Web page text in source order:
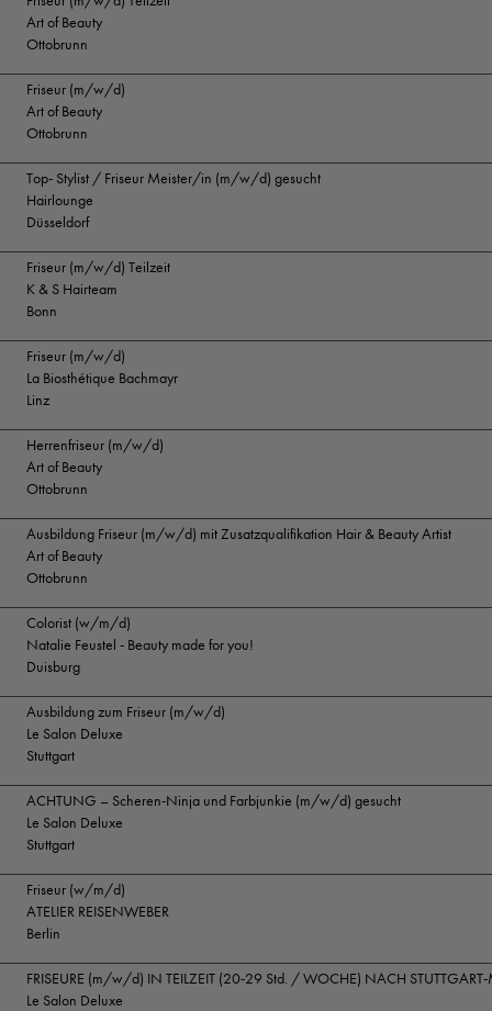
Art of Beauty
Ottobrunn
Friseur (m/w/d)
Art of Beauty
Ottobrunn
Top- Stylist / Friseur Meister/in (m/w/d) gesucht
Hairlounge
Düsseldorf
Friseur (m/w/d) Teilzeit
K & S Hairteam
Bonn
Friseur (m/w/d)
La Biosthétique Bachmayr
Linz
Herrenfriseur (m/w/d)
Art of Beauty
Ottobrunn
Ausbildung Friseur (m/w/d) mit Zusatzqualifikation Hair & Beauty Artist
Art of Beauty
Ottobrunn
Colorist (w/m/d)
Natalie Feustel - Beauty made for you!
Duisburg
Ausbildung zum Friseur (m/w/d)
Le Salon Deluxe
Stuttgart
ACHTUNG – Scheren-Ninja und Farbjunkie (m/w/d) gesucht
Le Salon Deluxe
Stuttgart
Friseur (w/m/d)
ATELIER REISENWEBER
Berlin
FRISEURE (m/w/d) IN TEILZEIT (20-29 Std. / WOCHE) NACH STUTTGART-
Le Salon Deluxe